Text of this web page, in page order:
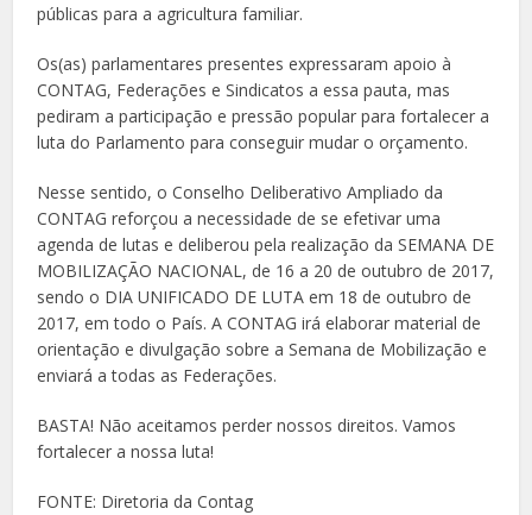
públicas para a agricultura familiar.
Os(as) parlamentares presentes expressaram apoio à
CONTAG, Federações e Sindicatos a essa pauta, mas
pediram a participação e pressão popular para fortalecer a
luta do Parlamento para conseguir mudar o orçamento.
Nesse sentido, o Conselho Deliberativo Ampliado da
CONTAG reforçou a necessidade de se efetivar uma
agenda de lutas e deliberou pela realização da SEMANA DE
MOBILIZAÇÃO NACIONAL, de 16 a 20 de outubro de 2017,
sendo o DIA UNIFICADO DE LUTA em 18 de outubro de
2017, em todo o País. A CONTAG irá elaborar material de
orientação e divulgação sobre a Semana de Mobilização e
enviará a todas as Federações.
BASTA! Não aceitamos perder nossos direitos. Vamos
fortalecer a nossa luta!
FONTE: Diretoria da Contag